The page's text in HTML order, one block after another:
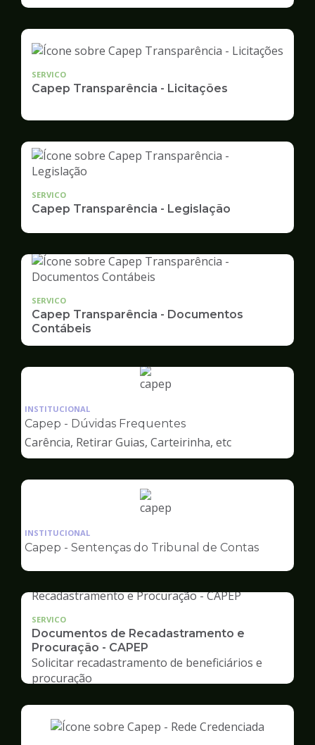
SERVICO
Capep Transparência - Licitações
SERVICO
Capep Transparência - Legislação
SERVICO
Capep Transparência - Documentos
Contábeis
Ilustração
pagina
de
Capep
INSTITUCIONAL
Capep - Dúvidas Frequentes
Carência, Retirar Guias, Carteirinha, etc
Ilustração
pagina
Capep
INSTITUCIONAL
Capep - Sentenças do Tribunal de Contas
SERVICO
Documentos de Recadastramento e
Procuração - CAPEP
Solicitar recadastramento de beneficiários e
procuração